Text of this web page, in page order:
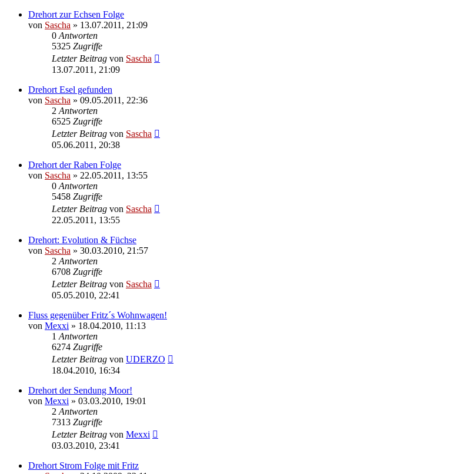
Drehort zur Echsen Folge
von Sascha » 13.07.2011, 21:09
0 Antworten
5325 Zugriffe
Letzter Beitrag von Sascha
13.07.2011, 21:09
Drehort Esel gefunden
von Sascha » 09.05.2011, 22:36
2 Antworten
6525 Zugriffe
Letzter Beitrag von Sascha
05.06.2011, 20:38
Drehort der Raben Folge
von Sascha » 22.05.2011, 13:55
0 Antworten
5458 Zugriffe
Letzter Beitrag von Sascha
22.05.2011, 13:55
Drehort: Evolution & Füchse
von Sascha » 30.03.2010, 21:57
2 Antworten
6708 Zugriffe
Letzter Beitrag von Sascha
05.05.2010, 22:41
Fluss gegenüber Fritz´s Wohnwagen!
von Mexxi » 18.04.2010, 11:13
1 Antworten
6274 Zugriffe
Letzter Beitrag von UDERZO
18.04.2010, 16:34
Drehort der Sendung Moor!
von Mexxi » 03.03.2010, 19:01
2 Antworten
7313 Zugriffe
Letzter Beitrag von Mexxi
03.03.2010, 23:41
Drehort Strom Folge mit Fritz